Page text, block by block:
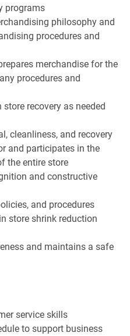
programs
philosophy and
procedures and
merchandise for the
procedures and
recovery as needed
cleanliness, and recovery
and participates in the
the entire store
and constructive
and procedures
store shrink reduction
and maintains a safe
service skills
to support business